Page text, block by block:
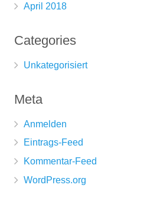
April 2018
Categories
Unkategorisiert
Meta
Anmelden
Eintrags-Feed
Kommentar-Feed
WordPress.org